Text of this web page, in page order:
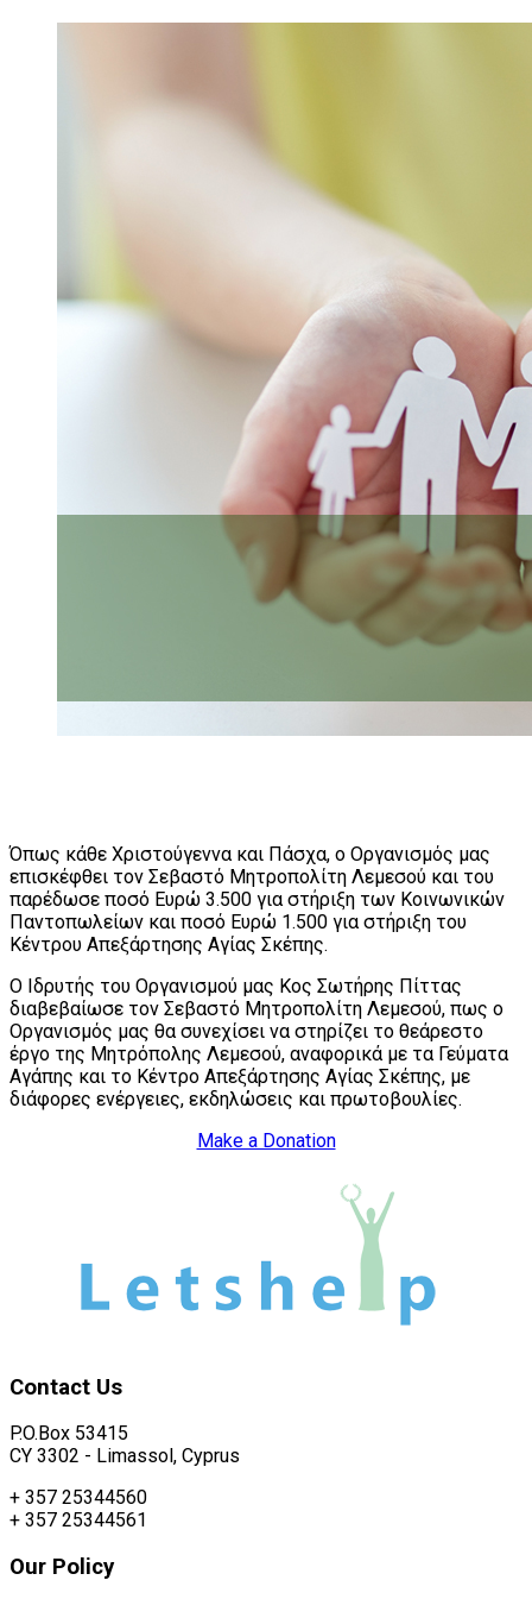
Όπως κάθε Χριστούγεννα και Πάσχα, ο Οργανισμός μας
επισκέφθει τον Σεβαστό Μητροπολίτη Λεμεσού και του
παρέδωσε ποσό Ευρώ 3.500 για στήριξη των Κοινωνικών
Παντοπωλείων και ποσό Ευρώ 1.500 για στήριξη του
Κέντρου Απεξάρτησης Αγίας Σκέπης.
Ο Ιδρυτής του Οργανισμού μας Κος Σωτήρης Πίττας
διαβεβαίωσε τον Σεβαστό Μητροπολίτη Λεμεσού, πως ο
Οργανισμός μας θα συνεχίσει να στηρίζει το θεάρεστο
έργο της Μητρόπολης Λεμεσού, αναφορικά με τα Γεύματα
Αγάπης και το Κέντρο Απεξάρτησης Αγίας Σκέπης, με
διάφορες ενέργειες, εκδηλώσεις και πρωτοβουλίες.
Make a Donation
Contact Us
P.O.Box 53415
CY 3302 - Limassol, Cyprus
+ 357 25344560
+ 357 25344561
Our Policy